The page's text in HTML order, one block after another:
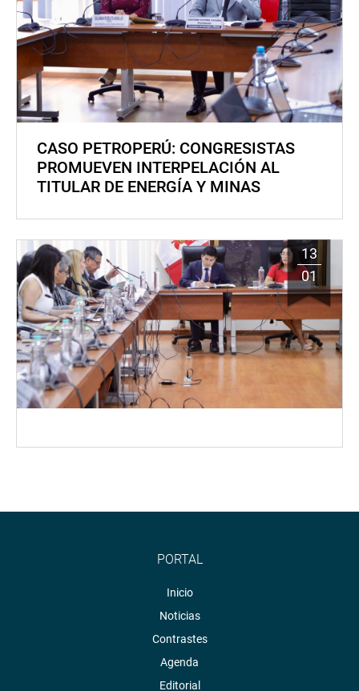
CASO PETROPERÚ: CONGRESISTAS
PROMUEVEN INTERPELACIÓN AL
TITULAR DE ENERGÍA Y MINAS
13
01
PORTAL
Inicio
Noticias
Contrastes
Agenda
Editorial